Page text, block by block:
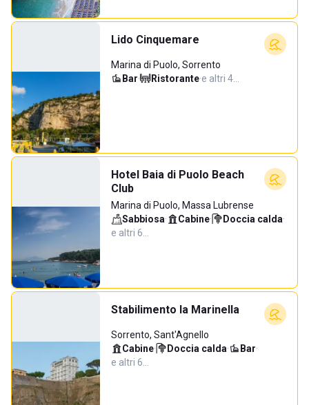
Lido Cinquemare
Marina di Puolo, Sorrento
Bar· Ristorante·e altri 4…
Hotel Baia di Puolo Beach
Club
Marina di Puolo, Massa Lubrense
Sabbiosa· Cabine· Doccia calda·
e altri 6…
Stabilimento la Marinella
Sorrento, Sant'Agnello
Cabine· Doccia calda· Bar·
e altri 6…